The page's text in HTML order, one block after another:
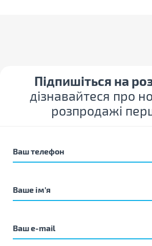
Підпишіться на
дізнавайтеся про
розпродажі